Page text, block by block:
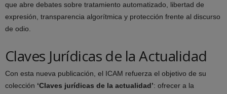
que abre debates sobre tratamiento automatizado, libertad de
expresión, transparencia algorítmica y protección frente al discurso
de odio.
Claves Jurídicas de la Actualidad
Con esta nueva publicación, el ICAM refuerza el objetivo de su
colección ‘Claves jurídicas de la actualidad’: ofrecer a la